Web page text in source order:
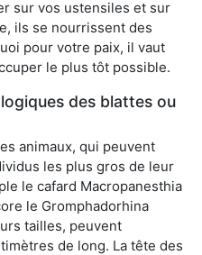
sur vos ustensiles et sur
ils se nourrissent des
pour votre paix, il vaut
le plus tôt possible.
des blattes ou
animaux, qui peuvent
les plus gros de leur
le cafard Macropanesthia
le Gromphadorhina
tailles, peuvent
de long. La tête des